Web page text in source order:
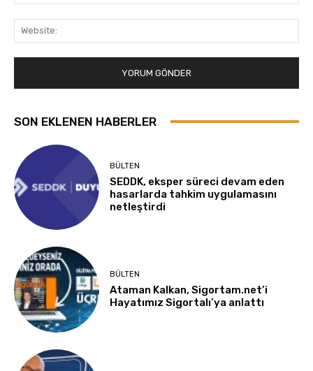
SON EKLENEN HABERLER
BÜLTEN
SEDDK, eksper süreci devam eden
hasarlarda tahkim uygulamasını
netleştirdi
BÜLTEN
Ataman Kalkan, Sigortam.net’i
Hayatımız Sigortalı’ya anlattı